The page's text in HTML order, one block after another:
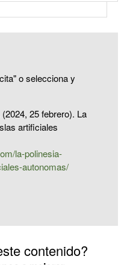
o selecciona y
25 febrero). La
artificiales
la-polinesia-
autonomas/
contenido?